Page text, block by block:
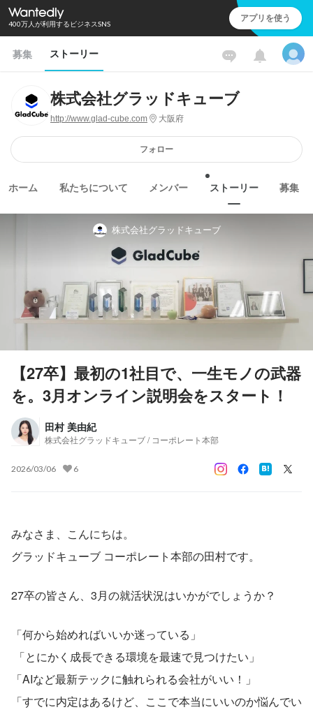
400万人が利用するビジネスSNS アプリを使う
募集 ストーリー
株式会社グラッドキューブ
http://www.glad-cube.com 大阪府
フォロー
ホーム 私たちについて メンバー ストーリー 募集
株式会社グラッドキューブ
【27卒】最初の1社目で、一生モノの武器
を。3月オンライン説明会をスタート！
田村 美由紀
株式会社グラッドキューブ / コーポレート本部
2026/03/06 6
みなさま、こんにちは。
グラッドキューブ コーポレート本部の田村です。
27卒の皆さん、3月の就活状況はいかがでしょうか？
「何から始めればいいか迷っている」
「とにかく成長できる環境を最速で見つけたい」
「AIなど最新テックに触れられる会社がいい！」
「すでに内定はあるけど、ここで本当にいいのか悩んでい